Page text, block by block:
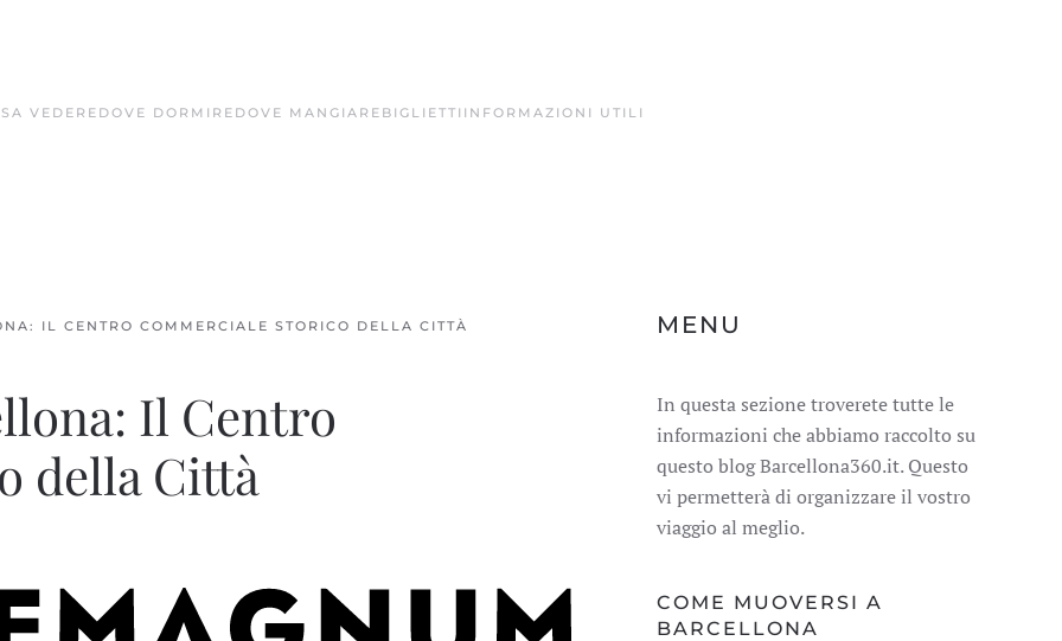
VEDERE DOVE DORMIRE DOVE MANGIARE BIGLIETTI INFORMAZIONI UTILI
IL CENTRO COMMERCIALE STORICO DELLA CITTÀ
Il Centro
della Città
MENU
In questa sezione troverete tutte le
informazioni che abbiamo raccolto su
questo blog Barcellona360.it. Questo
vi permetterà di organizzare il vostro
viaggio al meglio.
COME MUOVERSI A
BARCELLONA